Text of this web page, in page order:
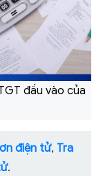
đầu vào của
điện tử, Tra
.